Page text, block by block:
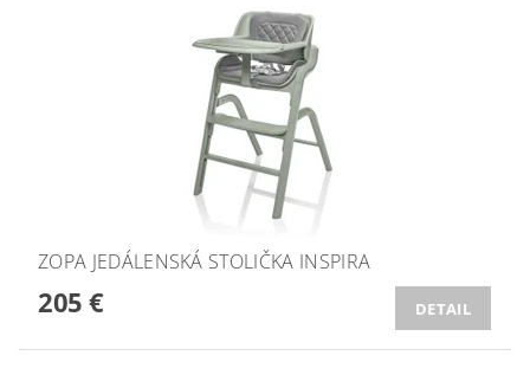
ZOPA JEDÁLENSKÁ STOLIČKA INSPIRA
205 € DETAIL